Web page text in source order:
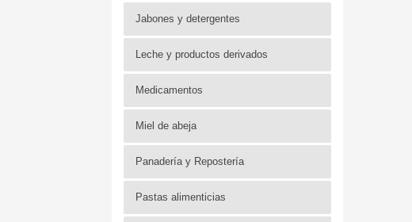
Jabones y detergentes
Leche y productos derivados
Medicamentos
Miel de abeja
Panadería y Repostería
Pastas alimenticias